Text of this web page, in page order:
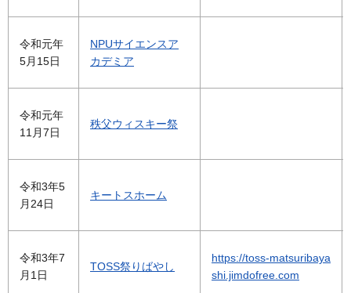
令和元年
5月15日
NPUサイエンスア
カデミア
令和元年
11月7日
秩父ウィスキー祭
令和3年5
月24日
キートスホーム
令和3年7
月1日
TOSS祭りばやし
https://toss-matsuribaya
shi.jimdofree.com